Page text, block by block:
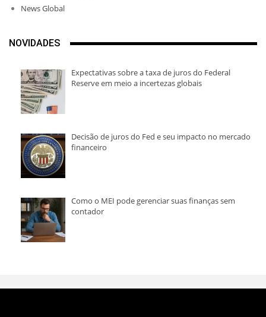
News Global
NOVIDADES
Expectativas sobre a taxa de juros do Federal
Reserve em meio a incertezas globais
Decisão de juros do Fed e seu impacto no mercado
financeiro
Como o MEI pode gerenciar suas finanças sem
contador